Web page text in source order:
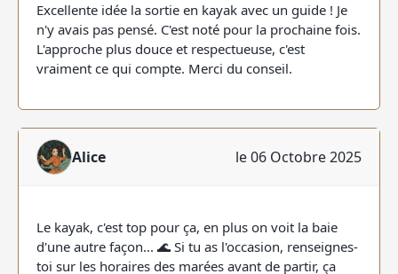
Excellente idée la sortie en kayak avec un guide ! Je
n'y avais pas pensé. C'est noté pour la prochaine fois.
L'approche plus douce et respectueuse, c'est
vraiment ce qui compte. Merci du conseil.
Alice le 06 Octobre 2025
Le kayak, c'est top pour ça, en plus on voit la baie
d'une autre façon... 🌊 Si tu as l'occasion, renseignes-
toi sur les horaires des marées avant de partir, ça